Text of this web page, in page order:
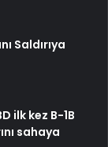
Saldırıya
ilk kez B-1B
sahaya